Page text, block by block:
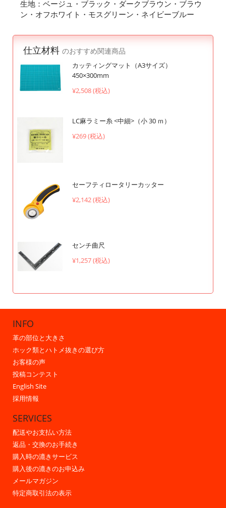
生地：ベージュ・ブラック・ダークブラウン・ブラウ
ン・オフホワイト・モスグリーン・ネイビーブルー
仕立材料 のおすすめ関連商品
カッティングマット（A3サイズ）
450×300mm
¥2,508 (税込)
LC麻ラミー糸 <中細>（小 30 ｍ）
¥269 (税込)
セーフティロータリーカッター
¥2,142 (税込)
センチ曲尺
¥1,257 (税込)
INFO
革の部位と大きさ
ホック類とハトメ抜きの選び方
お客様の声
投稿コンテスト
English Site
採用情報
SERVICES
配送やお支払い方法
返品・交換のお手続き
購入時の漉きサービス
購入後の漉きのお申込み
メールマガジン
特定商取引法の表示